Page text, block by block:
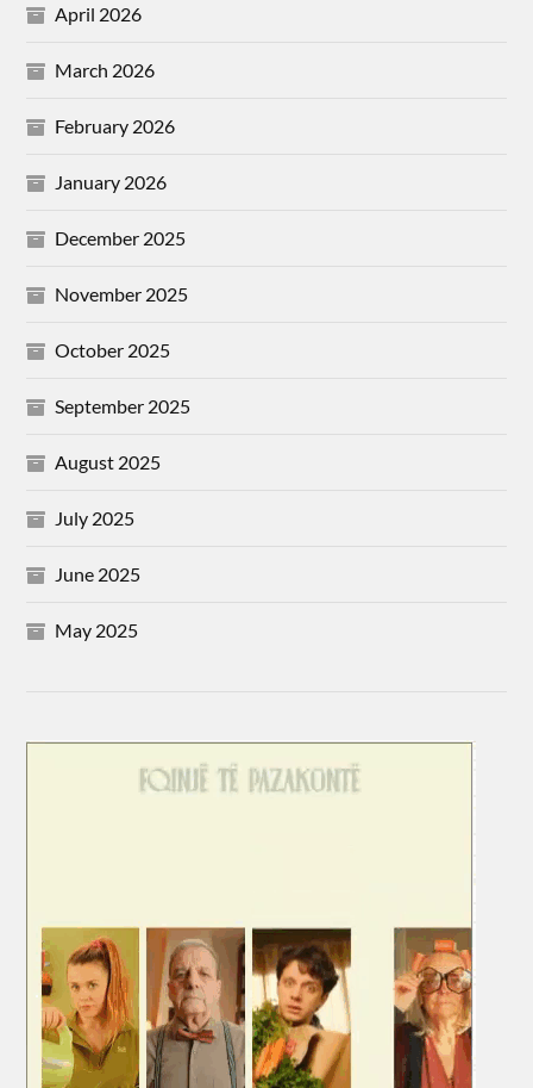
April 2026
March 2026
February 2026
January 2026
December 2025
November 2025
October 2025
September 2025
August 2025
July 2025
June 2025
May 2025